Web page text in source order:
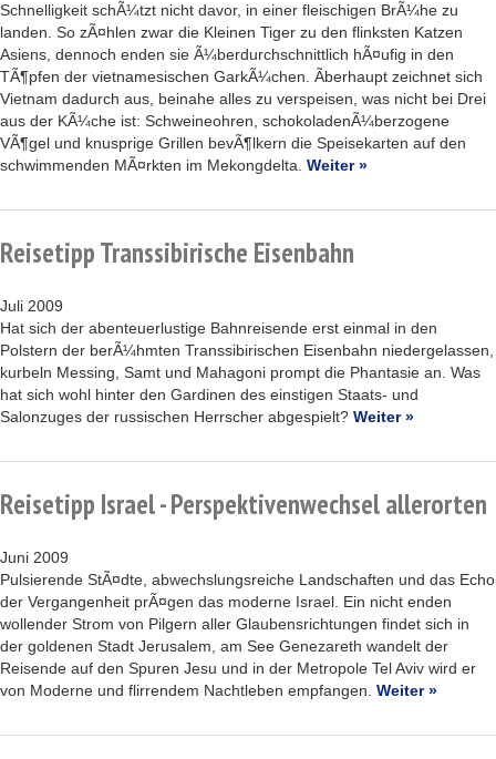
Schnelligkeit schÃ¼tzt nicht davor, in einer fleischigen BrÃ¼he zu
landen. So zÃ¤hlen zwar die Kleinen Tiger zu den flinksten Katzen
Asiens, dennoch enden sie Ã¼berdurchschnittlich hÃ¤ufig in den
TÃ¶pfen der vietnamesischen GarkÃ¼chen. Ãberhaupt zeichnet sich
Vietnam dadurch aus, beinahe alles zu verspeisen, was nicht bei Drei
aus der KÃ¼che ist: Schweineohren, schokoladenÃ¼berzogene
VÃ¶gel und knusprige Grillen bevÃ¶lkern die Speisekarten auf den
schwimmenden MÃ¤rkten im Mekongdelta. Weiter »
Reisetipp Transsibirische Eisenbahn
Juli 2009
Hat sich der abenteuerlustige Bahnreisende erst einmal in den
Polstern der berÃ¼hmten Transsibirischen Eisenbahn niedergelassen,
kurbeln Messing, Samt und Mahagoni prompt die Phantasie an. Was
hat sich wohl hinter den Gardinen des einstigen Staats- und
Salonzuges der russischen Herrscher abgespielt? Weiter »
Reisetipp Israel - Perspektivenwechsel allerorten
Juni 2009
Pulsierende StÃ¤dte, abwechslungsreiche Landschaften und das Echo
der Vergangenheit prÃ¤gen das moderne Israel. Ein nicht enden
wollender Strom von Pilgern aller Glaubensrichtungen findet sich in
der goldenen Stadt Jerusalem, am See Genezareth wandelt der
Reisende auf den Spuren Jesu und in der Metropole Tel Aviv wird er
von Moderne und flirrendem Nachtleben empfangen. Weiter »